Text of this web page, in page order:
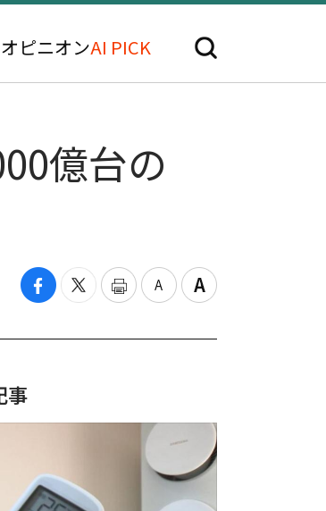
オピニオンAI PICK
億台の
事